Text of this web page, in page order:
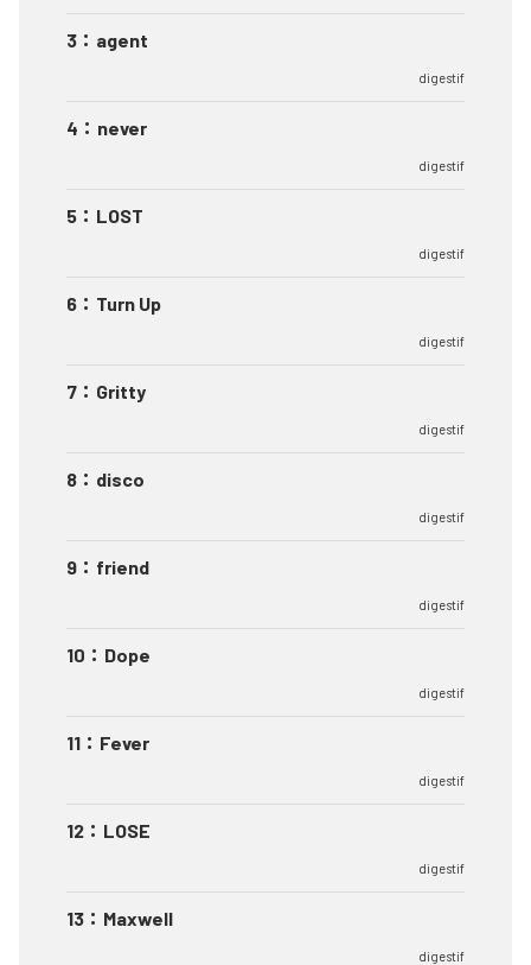
3 ： agent
digestif
4 ： never
digestif
5 ： LOST
digestif
6 ： Turn Up
digestif
7 ： Gritty
digestif
8 ： disco
digestif
9 ： friend
digestif
10 ： Dope
digestif
11 ： Fever
digestif
12 ： LOSE
digestif
13 ： Maxwell
digestif